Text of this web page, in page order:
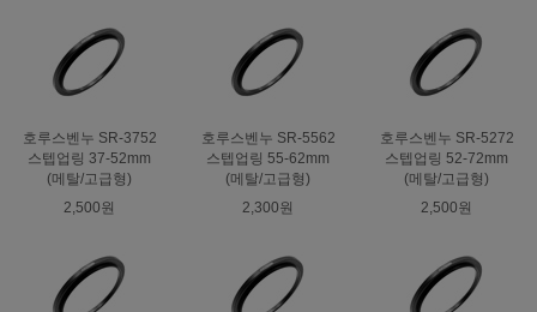
호루스벤누 SR-3752
스텝업링 37-52mm
(메탈/고급형)
2,500원
호루스벤누 SR-5562
스텝업링 55-62mm
(메탈/고급형)
2,300원
호루스벤누 SR-5272
스텝업링 52-72mm
(메탈/고급형)
2,500원